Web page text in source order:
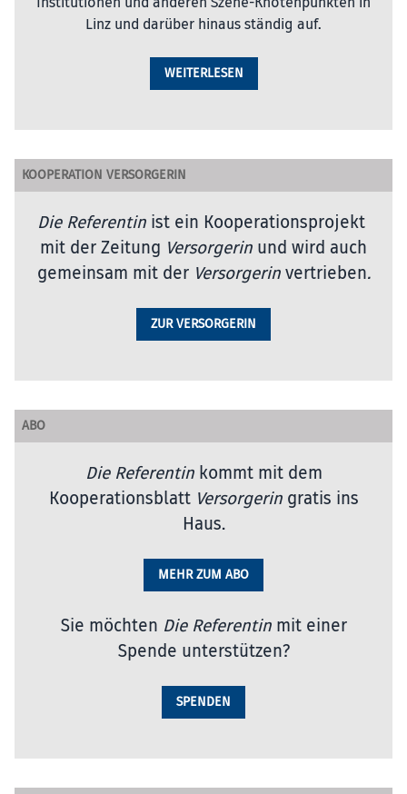
Linz und darüber hinaus ständig auf.
WEITERLESEN
KOOPERATION VERSORGERIN
Die Referentin ist ein Kooperationsprojekt
mit der Zeitung Versorgerin und wird auch
gemeinsam mit der Versorgerinvertrieben.
ZUR VERSORGERIN
ABO
Die Referentinkommt mit dem
Kooperationsblatt Versorgeringratis ins
Haus.
MEHR ZUM ABO
Sie möchten Die Referentinmit einer
Spende unterstützen?
SPENDEN